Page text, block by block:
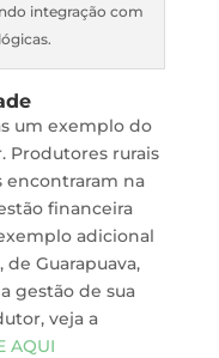
integração com
um exemplo do
Produtores rurais
encontraram na
financeira
adicional
Guarapuava,
gestão de sua
veja a
AQUI